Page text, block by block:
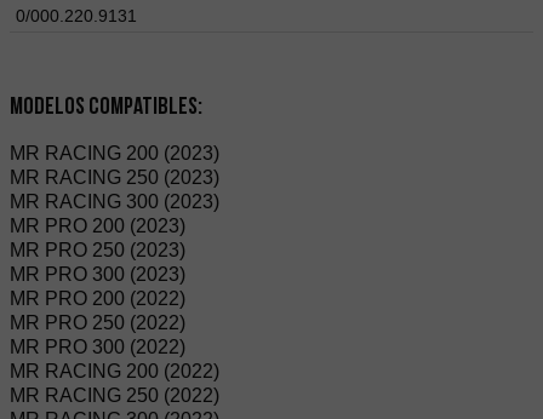
0/000.220.9131
Modelos compatibles:
MR RACING 200 (2023)
MR RACING 250 (2023)
MR RACING 300 (2023)
MR PRO 200 (2023)
MR PRO 250 (2023)
MR PRO 300 (2023)
MR PRO 200 (2022)
MR PRO 250 (2022)
MR PRO 300 (2022)
MR RACING 200 (2022)
MR RACING 250 (2022)